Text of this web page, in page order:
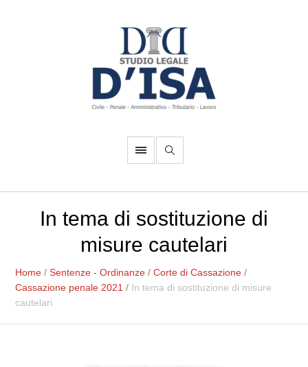
In tema di sostituzione di
misure cautelari
Home /Sentenze - Ordinanze /Corte di Cassazione /
Cassazione penale 2021 / In tema di sostituzione di misure
cautelari